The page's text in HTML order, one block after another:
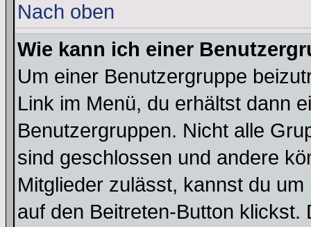
Nach oben
Wie kann ich einer
Um einer Benutzergruppe
Link im Menü, du erhältst dann
Benutzergruppen. Nicht alle
sind geschlossen und andere
Mitglieder zulässt, kannst du
auf den Beitreten-Button